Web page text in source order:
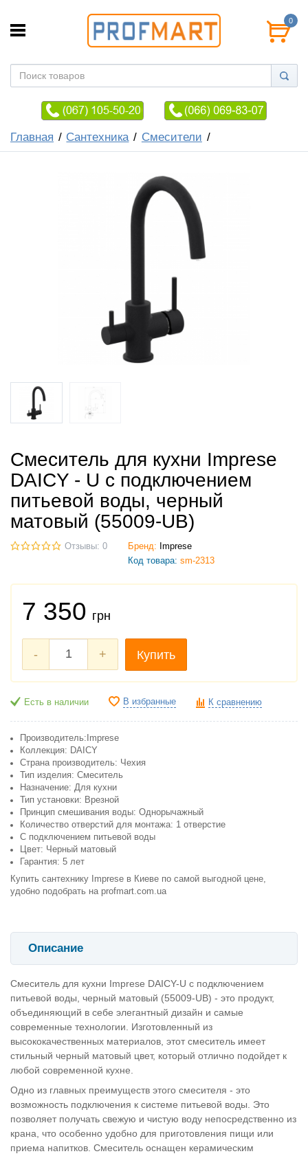
0
Главная Сантехника Смесители
Смеситель для кухни Imprese
DAICY - U с подключением
питьевой воды, черный
матовый (55009-UB)
Отзывы: 0 Бренд:
Imprese
Код товара: sm-2313
7 350 грн
- + Купить
Есть в наличии В избранные К сравнению
Производитель:Imprese
Коллекция: DAICY
Cтрана производитель: Чехия
Тип изделия: Смеситель
Назначение: Для кухни
Тип установки: Врезной
Принцип смешивания воды: Однорычажный
Количество отверстий для монтажа: 1 отверстие
C подключением питьевой воды
Цвет: Черный матовый
Гарантия: 5 лет
Купить сантехнику Imprese в Киеве по самой выгодной цене,
удобно подобрать на profmart.com.ua
Описание
Смеситель для кухни Imprese DAICY-U с подключением
питьевой воды, черный матовый (55009-UB) - это продукт,
объединяющий в себе элегантный дизайн и самые
современные технологии. Изготовленный из
высококачественных материалов, этот смеситель имеет
стильный черный матовый цвет, который отлично подойдет к
любой современной кухне.
Одно из главных преимуществ этого смесителя - это
возможность подключения к системе питьевой воды. Это
позволяет получать свежую и чистую воду непосредственно из
крана, что особенно удобно для приготовления пищи или
приема напитков. Смеситель оснащен керамическим